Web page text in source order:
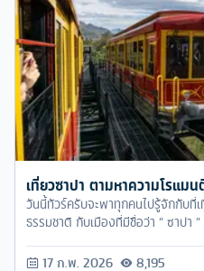
เที่ยวซาปา ตามหาความโรแม
วันนี้ทัวร์ครับจะพาทุกคนไปรู้จักกับที่
ธรรมชาติ กับเมืองที่มีชื่อว่า “ ซาปา
17 ก.พ. 2026 8,195